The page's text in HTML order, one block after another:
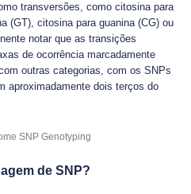
transversões, como citosina para
(GT), citosina para guanina (CG) ou
notar que as transições
de ocorrência marcadamente
outras categorias, com os SNPs
aproximadamente dois terços do
de SNP?